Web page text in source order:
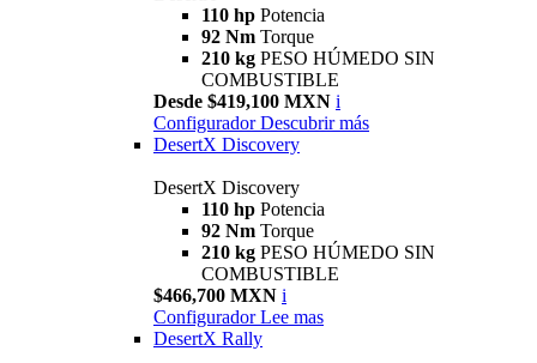
110 hp Potencia
92 Nm Torque
210 kg PESO HÚMEDO SIN
COMBUSTIBLE
Desde $419,100 MXN i
Configurador Descubrir más
DesertX Discovery
DesertX Discovery
110 hp Potencia
92 Nm Torque
210 kg PESO HÚMEDO SIN
COMBUSTIBLE
$466,700 MXN i
Configurador Lee mas
DesertX Rally